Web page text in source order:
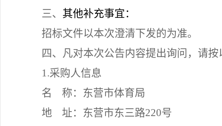
三、 其他补充事宜：
招标文件以本次澄清下发的为准。
四、凡对本次公告内容提出询问，请
1.采购人信息
名
称：东营市体育局
地
址：东营市东三路220号